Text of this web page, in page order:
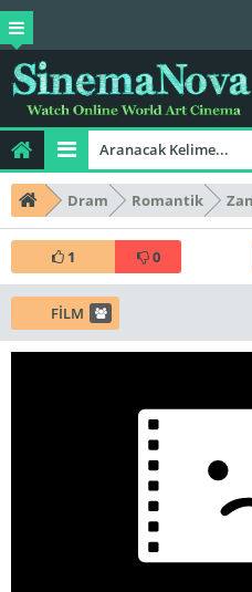
Dram Romantik
1 0
FİLM